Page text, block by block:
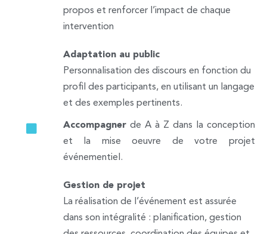
propos et renforcer l’impact de chaque
intervention
Adaptation au public
Personnalisation des discours en fonction du
profil des participants, en utilisant un langage
et des exemples pertinents.
Accompagnerde A à Z dans la conception
et la mise oeuvre de votre projet
événementiel.
Gestion de projet
La réalisation de l’événement est assurée
dans son intégralité : planification, gestion